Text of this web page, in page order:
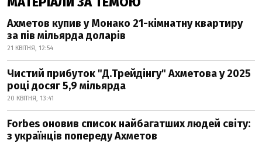
Ахметов купив у Монако 21-кімнатну квартиру
за пів мільярда доларів
21 КВІТНЯ, 12:54
Чистий прибуток "Д.Трейдінгу" Ахметова у 2025
році досяг 5,9 мільярда
20 КВІТНЯ, 13:41
Forbes оновив список найбагатших людей світу:
з українців попереду Ахметов